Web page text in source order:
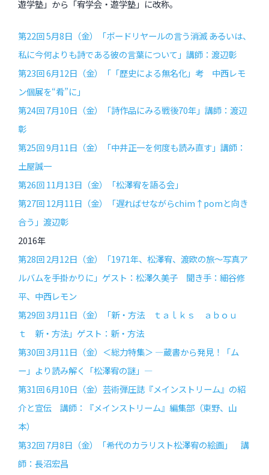
遊学塾」から「宥学会・遊学塾」に改称。
第22回 5月8日（金）「ボードリヤールの言う消滅 ――あるいは、
私に今何よりも詩である彼の言葉について」講師：渡辺彰
第23回 6月12日（金）「「歴史による無名化」考 中西レモ
ン個展を“肴”に」
第24回 7月10日（金）「詩作品にみる戦後70年」講師：渡辺
彰
第25回 9月11日（金）「中井正一を何度も読み直す」講師：
土屋誠一
第26回 11月13日（金）「松澤宥を語る会」
第27回 12月11日（金）「遅ればせながらchim↑pomと向き
合う」渡辺彰
2016年
第28回 2月12日（金）「1971年、松澤宥、渡欧の旅〜写真ア
ルバムを手掛かりに」ゲスト：松澤久美子 聞き手：細谷修
平、中西レモン
第29回 3月11日（金）「新・方法 ｔａｌｋｓ ａｂｏｕ
ｔ 新・方法」ゲスト：新・方法
第30回 3月11日（金）＜総力特集＞ —蔵書から発見！「ム
ー」より読み解く「松澤宥の謎」—
第31回 6月10日（金）芸術弾圧誌『メインストリーム』の紹
介と宣伝 講師：『メインストリーム』編集部（東野、山
本）
第32回 7月8日（金）「希代のカラリスト松澤宥の絵画」 講
師：長沼宏昌